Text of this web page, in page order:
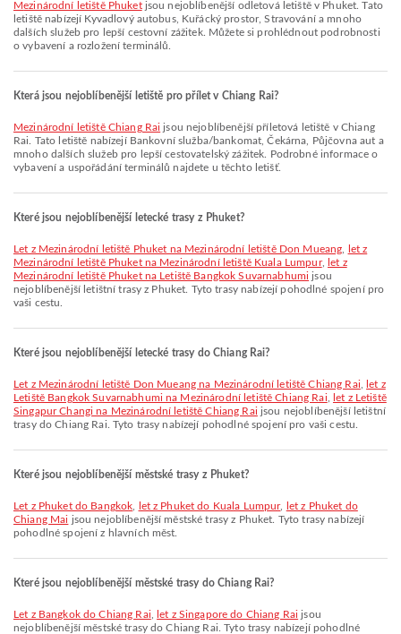
Mezinárodní letiště Phuketjsou nejoblíbenější odletová letiště v Phuket. Tato
letiště nabízejí Kyvadlový autobus, Kuřácký prostor, Stravování a mnoho
dalších služeb pro lepší cestovní zážitek. Můžete si prohlédnout podrobnosti
o vybavení a rozložení terminálů.
Která jsou nejoblíbenější letiště pro přílet v Chiang Rai?
Mezinárodní letiště Chiang Rai jsou nejoblíbenější příletová letiště v Chiang
Rai. Tato letiště nabízejí Bankovní služba/bankomat, Čekárna, Půjčovna aut a
mnoho dalších služeb pro lepší cestovatelský zážitek. Podrobné informace o
vybavení a uspořádání terminálů najdete u těchto letišť.
Které jsou nejoblíbenější letecké trasy z Phuket?
let z Mezinárodní letiště Phuket na Mezinárodní letiště Don Mueang
let z
Mezinárodní letiště Phuket na Mezinárodní letiště Kuala Lumpur,
let z
Mezinárodní letiště Phuket na Letiště Bangkok Suvarnabhumi jsou
nejoblíbenější letištní trasy z Phuket. Tyto trasy nabízejí pohodlné spojení pro
vaši cestu.
Které jsou nejoblíbenější letecké trasy do Chiang Rai?
let z Mezinárodní letiště Don Mueang na Mezinárodní letiště Chiang Rai
let z
Letiště Bangkok Suvarnabhumi na Mezinárodní letiště Chiang Rai
let z Letiště
Singapur Changi na Mezinárodní letiště Chiang Rai jsou nejoblíbenější letištní
trasy do Chiang Rai. Tyto trasy nabízejí pohodlné spojení pro vaši cestu.
Které jsou nejoblíbenější městské trasy z Phuket?
let z Phuket do Bangkok let z Phuket do Kuala Lumpur,
let z Phuket do
Chiang Mai jsou nejoblíbenější městské trasy z Phuket. Tyto trasy nabízejí
pohodlné spojení z hlavních měst.
Které jsou nejoblíbenější městské trasy do Chiang Rai?
let z Bangkok do Chiang Rai let z Singapore do Chiang Rai jsou
nejoblíbenější městské trasy do Chiang Rai. Tyto trasy nabízejí pohodlné